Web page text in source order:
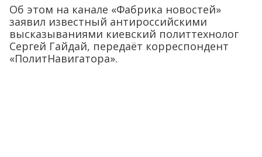
Об этом на канале «Фабрика новостей»
заявил известный антироссийскими
высказываниями киевский политтехнолог
Сергей Гайдай, передаёт корреспондент
«ПолитНавигатора».